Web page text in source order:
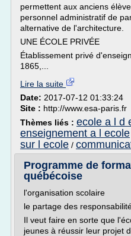
permettent aux anciens
personnel administratif de
alternative de l'architecture.
UNE ÉCOLE PRIVÉE
Établissement privé
1865,...
Lire la suite
Date: 2017-07-12 01:33:24
Site : http://www.esa-paris.fr
Thèmes liés : ecole a l d
enseignement a l ecole
sur l ecole /
Programme de
québécoise
l'organisation scolaire
le partage des
Il veut faire en sorte que
jeunes à réussir leur projet